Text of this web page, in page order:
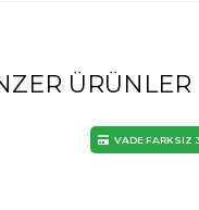
ÜRÜNLER
VADE FARKSIZ